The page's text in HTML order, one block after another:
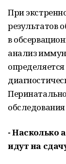
При
результатов
в
анализ
- Насколько
идут на